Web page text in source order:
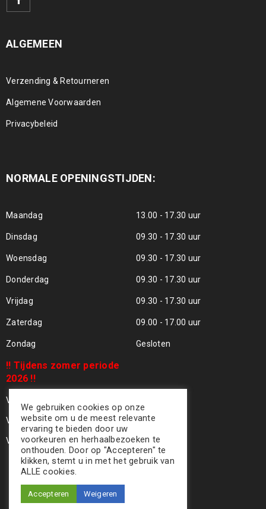
ALGEMEEN
Verzending & Retourneren
Algemene Voorwaarden
Privacybeleid
NORMALE OPENINGSTIJDEN:
Maandag 13.00 - 17.30 uur
Dinsdag 09.30 - 17.30 uur
Woensdag 09.30 - 17.30 uur
Donderdag 09.30 - 17.30 uur
Vrijdag 09.30 - 17.30 uur
Zaterdag 09.00 - 17.00 uur
Zondag Gesloten
!! Tijdens zomer periode
2026 !!
Vrijdag 24 Juli - Gesloten !!
Vrijdag 31 Juli - Gesloten !!
Vrijdag 07 Aug - Gesloten !!
We gebruiken cookies op onze
website om u de meest relevante
ervaring te bieden door uw
voorkeuren en herhaalbezoeken te
onthouden. Door op "Accepteren" te
klikken, stemt u in met het gebruik van
ALLE cookies.
Accepteren Weigeren